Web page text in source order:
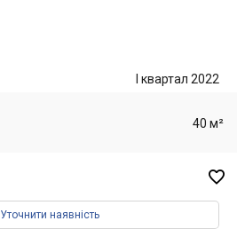
I квартал 2022
40 м²

Уточнити наявність